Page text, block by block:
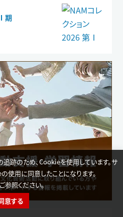
ゴリー選択
期
跡のため、Cookieを使用しています。サ
使用に同意したことになります。
ご参照ください。
意する